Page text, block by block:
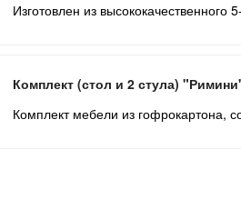
Изготовлен из
Комплект (стол и 2 стула)
Комплект мебели из гофрокартона,